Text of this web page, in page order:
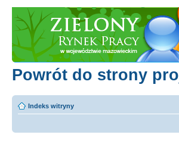
Powrót do strony
Indeks witryny